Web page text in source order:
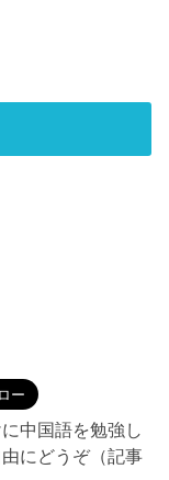
中国語を勉強し
にどうぞ（記事